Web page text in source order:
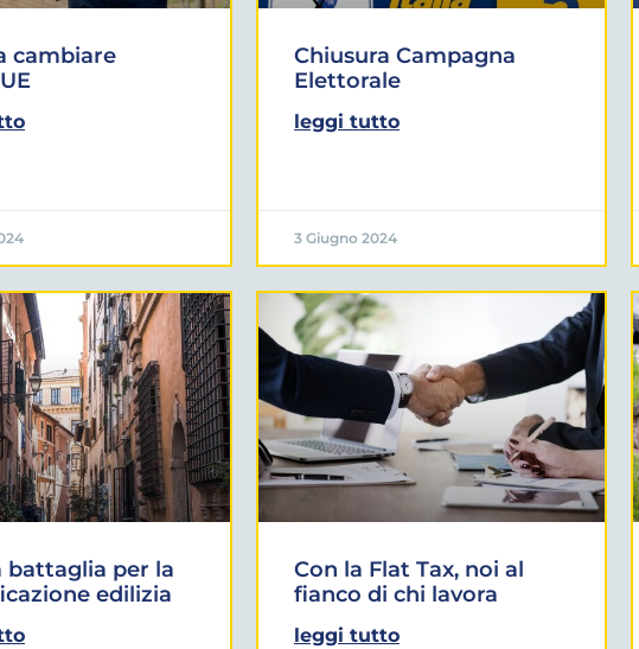
cambiare
Chiusura Campagna
Elettorale
leggi tutto
3 Giugno 2024
battaglia per la
edilizia
Con la Flat Tax, noi al
fianco di chi lavora
leggi tutto